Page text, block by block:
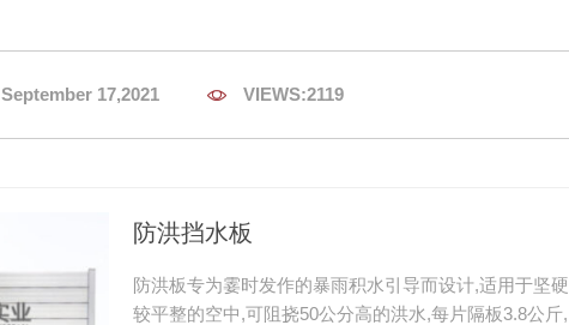
September 17,2021  VIEWS:2119
防洪挡水板
防洪板专为霎时发作的暴雨积水引导而设计,适用于坚硬
较平整的空中,可阻挠50公分高的洪水,每片隔板3.8公斤,